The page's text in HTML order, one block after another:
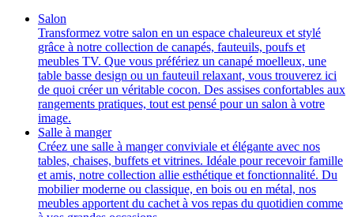
Salon
Transformez votre salon en un espace chaleureux et stylé
grâce à notre collection de canapés, fauteuils, poufs et
meubles TV. Que vous préfériez un canapé moelleux, une
table basse design ou un fauteuil relaxant, vous trouverez ici
de quoi créer un véritable cocon. Des assises confortables aux
rangements pratiques, tout est pensé pour un salon à votre
image.
Salle à manger
Créez une salle à manger conviviale et élégante avec nos
tables, chaises, buffets et vitrines. Idéale pour recevoir famille
et amis, notre collection allie esthétique et fonctionnalité. Du
mobilier moderne ou classique, en bois ou en métal, nos
meubles apportent du cachet à vos repas du quotidien comme